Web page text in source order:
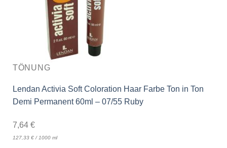
TÖNUNG
Lendan Activia Soft Coloration Haar Farbe Ton in Ton
Demi Permanent 60ml – 07/55 Ruby
7,64 €
127,33 €/1000 ml